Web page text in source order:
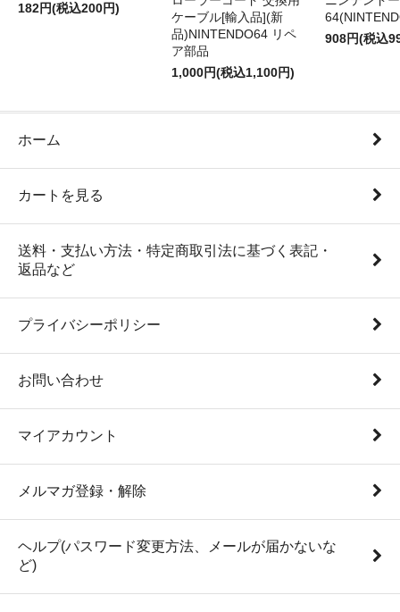
182円(税込200円)
ケーブル[輸入品](新
品)NINTENDO64 リペ
ア部品
1,000円(税込1,100円)
908円(税込
ホーム
カートを見る
送料・支払い方法・特定商取引法に基づく表記・
返品など
プライバシーポリシー
お問い合わせ
マイアカウント
メルマガ登録・解除
ヘルプ(パスワード変更方法、メールが届かないな
ど)